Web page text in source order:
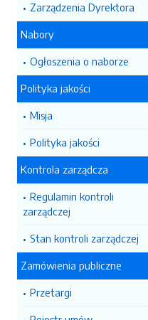
Zarządzenia Dyrektora
Nabory
Ogłoszenia o naborze
Polityka jakości
Misja
Polityka jakości
Kontrola zarządcza
Regulamin kontroli
zarządczej
Stan kontroli zarządczej
Zamówienia publiczne
Przetargi